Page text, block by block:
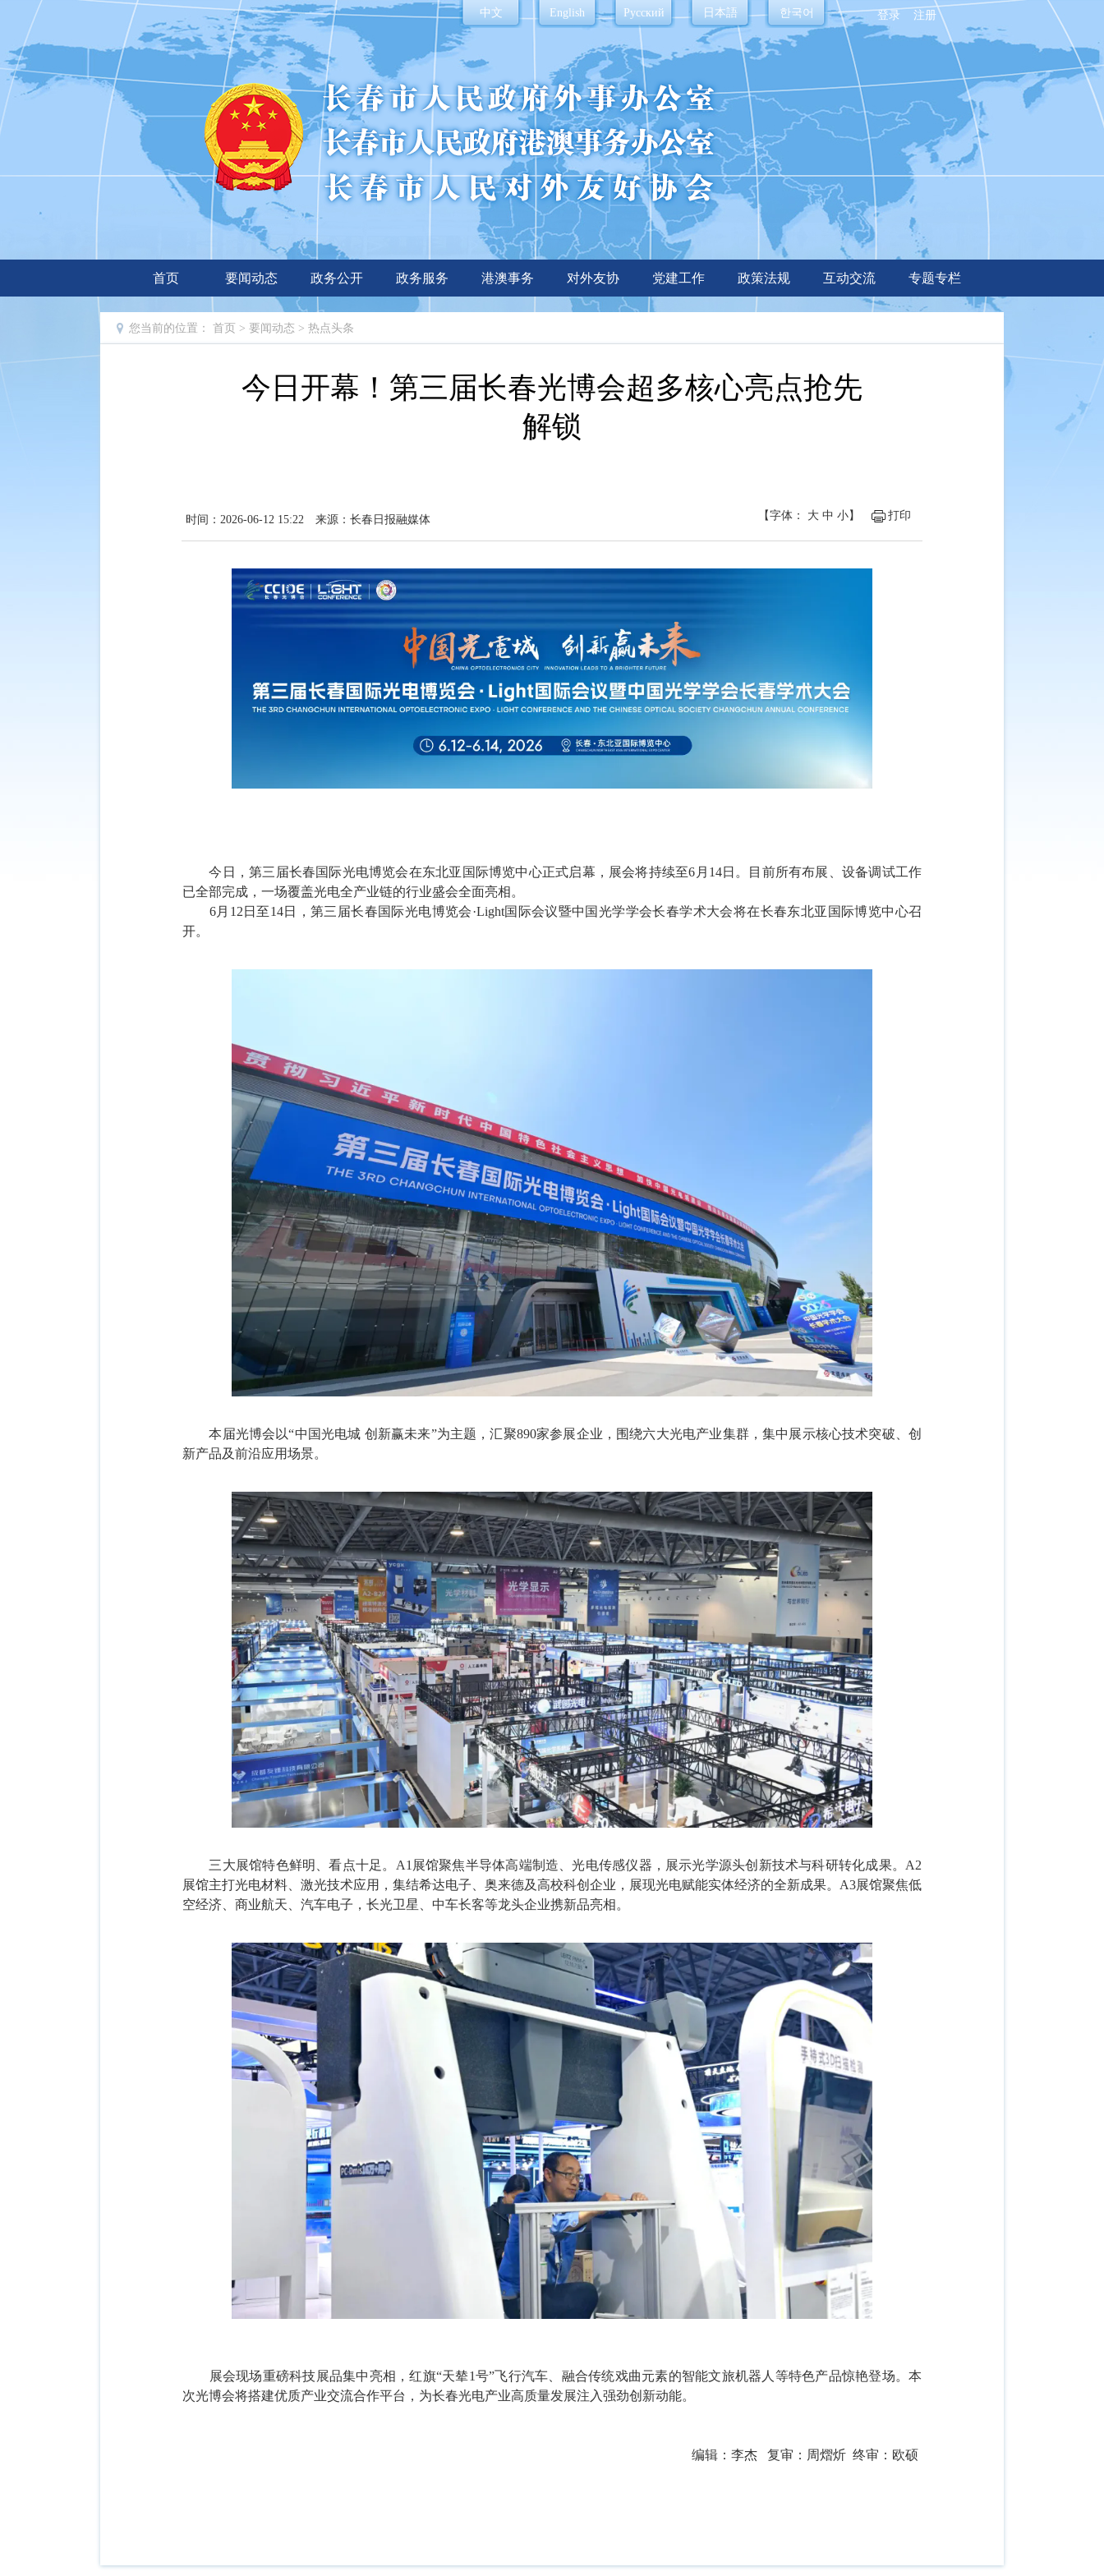
登录 注册
中文 English Русский 日本語 한국어
首页 要闻动态 政务公开 政务服务 港澳事务 对外友协 党建工作 政策法规 互动交流 专题专栏
您当前的位置： 首页 > 要闻动态 > 热点头条
今日开幕！第三届长春光博会超多核心亮点抢先
解锁
时间：2026-06-12 15:22 来源：长春日报融媒体 【字体： 大 中 小】 打印
今日，第三届长春国际光电博览会在东北亚国际博览中心正式启幕，展会将持续至6月14日。目前所有布展、设备调试工作
已全部完成，一场覆盖光电全产业链的行业盛会全面亮相。
6月12日至14日，第三届长春国际光电博览会·Light国际会议暨中国光学学会长春学术大会将在长春东北亚国际博览中心召
开。
本届光博会以“中国光电城 创新赢未来”为主题，汇聚890家参展企业，围绕六大光电产业集群，集中展示核心技术突破、创
新产品及前沿应用场景。
三大展馆特色鲜明、看点十足。 A1展馆聚焦半导体高端制造、光电传感仪器，展示光学源头创新技术与科研转化成果。A2
展馆主打光电材料、激光技术应用，集结希达电子、奥来德及高校科创企业，展现光电赋能实体经济的全新成果。A3展馆聚焦低
空经济、商业航天、汽车电子，长光卫星、中车长客等龙头企业携新品亮相。
展会现场重磅科技展品集中亮相，红旗“天辇1号”飞行汽车、融合传统戏曲元素的智能文旅机器人等特色产品惊艳登场。本
次光博会将搭建优质产业交流合作平台，为长春光电产业高质量发展注入强劲创新动能。
编辑：李杰 复审：周熠炘 终审：欧硕